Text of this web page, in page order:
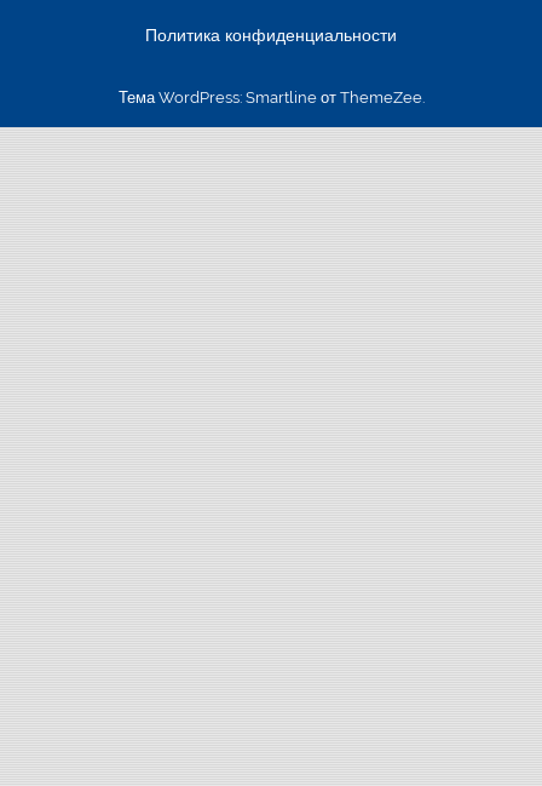
Политика конфиденциальности
Тема WordPress: Smartline от ThemeZee.